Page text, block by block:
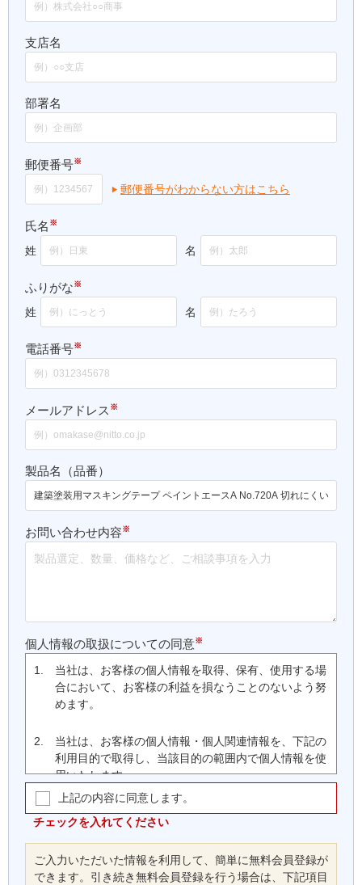
支店名
部署名
郵便番号※
郵便番号がわからない方はこちら
氏名 ※
姓 名
ふりがな※
姓 名
電話番号※
メールアドレス ※
製品名（品番）
お問い合わせ内容※
個人情報の取扱についての同意※
1.
当社は、お客様の個人情報を取得、保有、使用する場
合において、お客様の利益を損なうことのないよう努
めます。
2.
当社は、お客様の個人情報・個人関連情報を、下記の
利用目的で取得し、当該目的の範囲内で個人情報を使
用いたします。
(1)
お客様の会員登録、ご注文・支払いの処理、商
品の配送、取引履歴管理、当社ウェブサイト・
の提供、維持、保護及び改善のため
(2)
お客様に対する、郵送、ファクシミリまたは電
上記の内容に同意します。
チェックを入れてください
ご入力いただいた情報を利用して、簡単に無料会員登録が
できます。引き続き無料会員登録を行う場合は、下記項目